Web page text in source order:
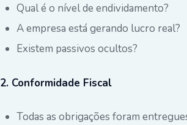
Qual é o nível de endividamento?
A empresa está gerando lucro real?
Existem passivos ocultos?
2. Conformidade Fiscal
Todas as obrigações foram